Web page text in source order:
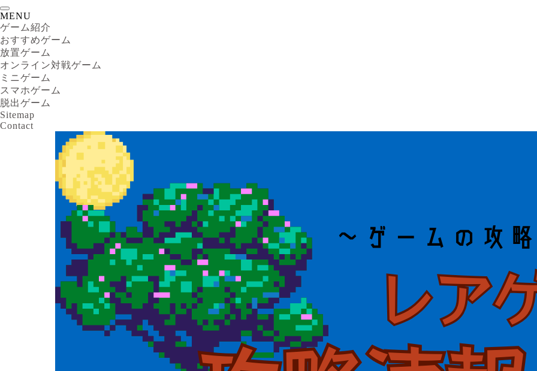
MENU
ゲーム紹介
おすすめゲーム
放置ゲーム
オンライン対戦ゲーム
ミニゲーム
スマホゲーム
脱出ゲーム
Sitemap
Contact